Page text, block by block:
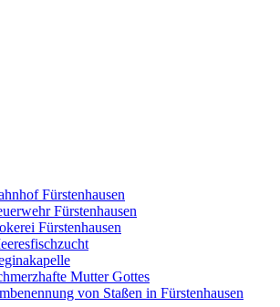
Fürstenhausen
Fürstenhausen
Fürstenhausen
Mutter Gottes
von Staßen in Fürstenhausen